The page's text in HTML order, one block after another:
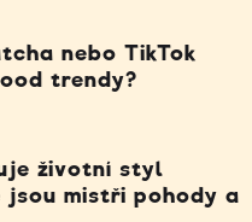
nebo TikTok
trendy?
životní styl
jsou mistři pohody a